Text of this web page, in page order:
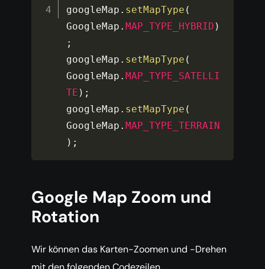
googleMap . setMapType (
GoogleMap . MAP_TYPE_HYBRID )
;
googleMap . setMapType (
GoogleMap . MAP_TYPE_SATELLI
TE ) ;
googleMap . setMapType (
GoogleMap . MAP_TYPE_TERRAIN
) ;
Google Map Zoom und
Rotation
Wir können das Karten-Zoomen und -Drehen